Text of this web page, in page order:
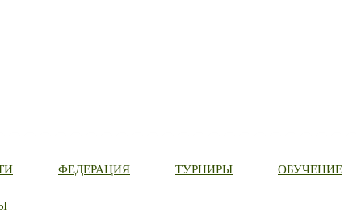
ФЕДЕРАЦИЯ ТУРНИРЫ ОБУЧЕНИЕ